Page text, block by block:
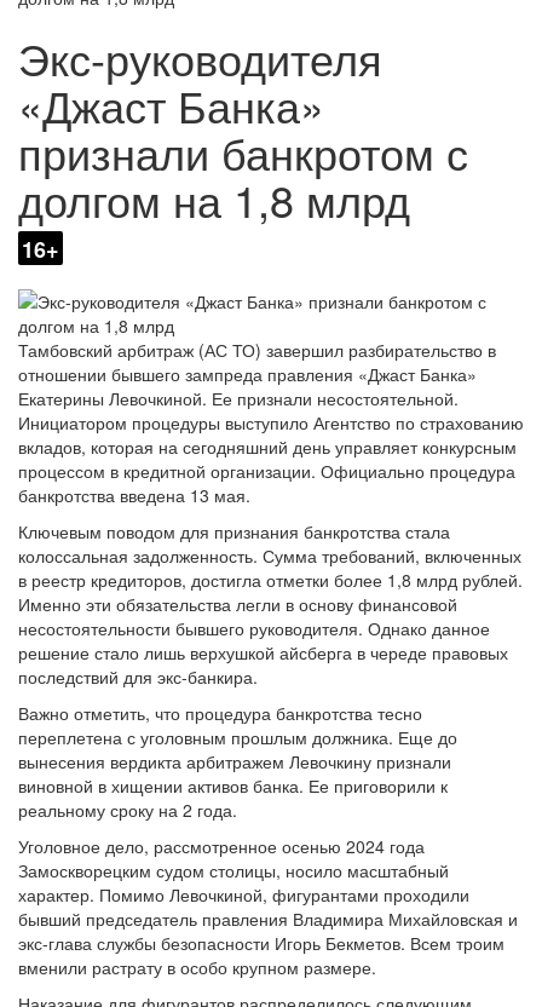
Экс-руководителя
«Джаст Банка»
признали банкротом с
долгом на 1,8 млрд
16+
Тамбовский арбитраж (АС ТО) завершил разбирательство в
отношении бывшего зампреда правления «Джаст Банка»
Екатерины Левочкиной. Ее признали несостоятельной.
Инициатором процедуры выступило Агентство по страхованию
вкладов, которая на сегодняшний день управляет конкурсным
процессом в кредитной организации. Официально процедура
банкротства введена 13 мая.
Ключевым поводом для признания банкротства стала
колоссальная задолженность. Сумма требований, включенных
в реестр кредиторов, достигла отметки более 1,8 млрд рублей.
Именно эти обязательства легли в основу финансовой
несостоятельности бывшего руководителя. Однако данное
решение стало лишь верхушкой айсберга в череде правовых
последствий для экс-банкира.
Важно отметить, что процедура банкротства тесно
переплетена с уголовным прошлым должника. Еще до
вынесения вердикта арбитражем Левочкину признали
виновной в хищении активов банка. Ее приговорили к
реальному сроку на 2 года.
Уголовное дело, рассмотренное осенью 2024 года
Замоскворецким судом столицы, носило масштабный
характер. Помимо Левочкиной, фигурантами проходили
бывший председатель правления Владимира Михайловская и
экс-глава службы безопасности Игорь Бекметов. Всем троим
вменили растрату в особо крупном размере.
Наказание для фигурантов распределилось следующим